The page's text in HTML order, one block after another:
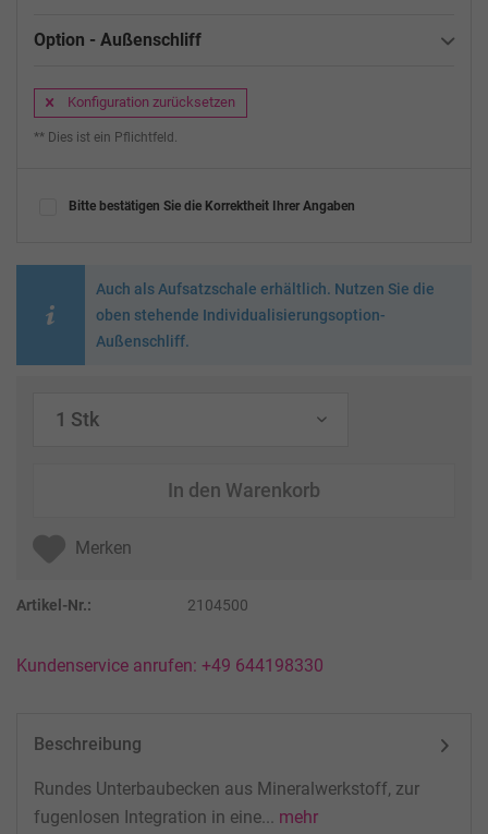
Option - Außenschliff
Konfiguration zurücksetzen
** Dies ist ein Pflichtfeld.
Bitte bestätigen Sie die Korrektheit Ihrer Angaben
Auch als Aufsatzschale erhältlich. Nutzen Sie die
oben stehende Individualisierungsoption-
Außenschliff.
In den Warenkorb
Merken
Artikel-Nr.: 2104500
Kundenservice anrufen: +49 644198330
Beschreibung
Rundes Unterbaubecken aus Mineralwerkstoff, zur
fugenlosen Integration in eine...
mehr